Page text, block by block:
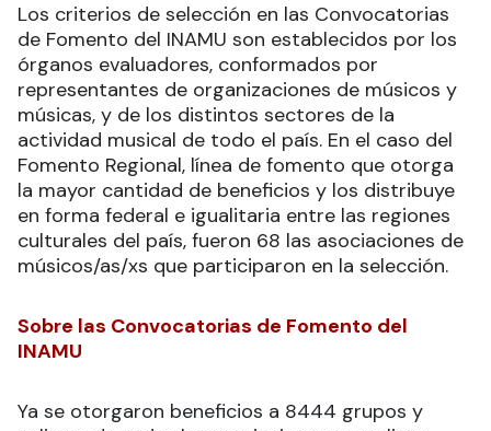
Los criterios de selección en las Convocatorias
de Fomento del INAMU son establecidos por los
órganos evaluadores, conformados por
representantes de organizaciones de músicos y
músicas, y de los distintos sectores de la
actividad musical de todo el país. En el caso del
Fomento Regional, línea de fomento que otorga
la mayor cantidad de beneficios y los distribuye
en forma federal e igualitaria entre las regiones
culturales del país, fueron 68 las asociaciones de
músicos/as/xs que participaron en la selección.
Sobre las Convocatorias de Fomento del
INAMU
Ya se otorgaron beneficios a 8444 grupos y